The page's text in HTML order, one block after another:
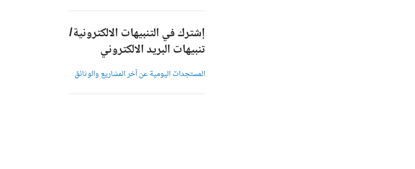
إشترك في التنبيهات الالكترونية/
تنبيهات البريد الالكتروني
المستجدات اليومية عن آخر المشاريع والوثائق